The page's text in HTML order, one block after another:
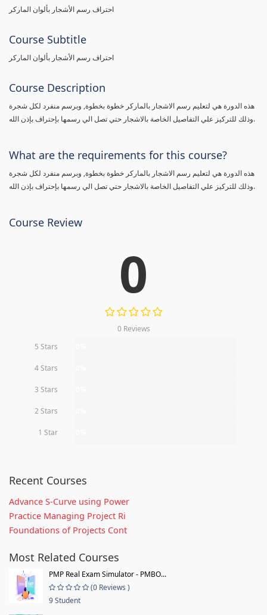
احتراف رسم الأشجار بألوان الماركر
Course Subtitle
احتراف رسم الأشجار بألوان الماركر
Course Description
هذه الدورة هي لتعليم رسم الاشجار بالماركر خطوة بخطوة, وبرسم منفرد لكل شجرة
وذلك للتركيز علي التفاصيل الخاصة بالاشجار حتي تصل الي رسمها بإحتراف بإذن الله.
What are the requirements for this course?
هذه الدورة هي لتعليم رسم الاشجار بالماركر خطوة بخطوة, وبرسم منفرد لكل شجرة
وذلك للتركيز علي التفاصيل الخاصة بالاشجار حتي تصل الي رسمها بإحتراف بإذن الله.
Course Review
0
0 Reviews
5 Stars
4 Stars
3 Stars
2 Stars
1 Star
Recent Courses
Advance S-Curve using Power
Practice Managing Project Ri
Foundations of Projects Cont
Most Related Courses
PMP Real Exam Simulator - PMBO...
(0 Reviews )
9 Student